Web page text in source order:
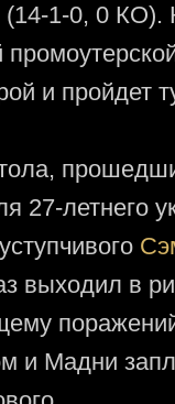
(14-1-0, 0 КО).
и пройдет
27-летнего
выходил в
и Мадни